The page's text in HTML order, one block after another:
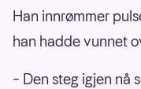
Han innrømmer
han hadde vunnet
– Den steg igjen nå